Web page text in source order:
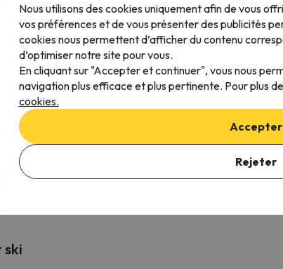
Le Cheval Blanc - Village Montana
/pers.
Résidence Odalys Tourotel
Val Thorens
Seulement logement
1010 €/pers.
6
Nous utilisons des cookies uniquement afin de vous
vos préférences et de vous présenter des publicités
cookies nous permettent d’afficher du contenu
d’optimiser notre site pour vous.
En cliquant sur "Accepter et continuer", vous nous
navigation plus efficace et plus pertinente. Pour plus
cookies.
Accepter
Rejeter